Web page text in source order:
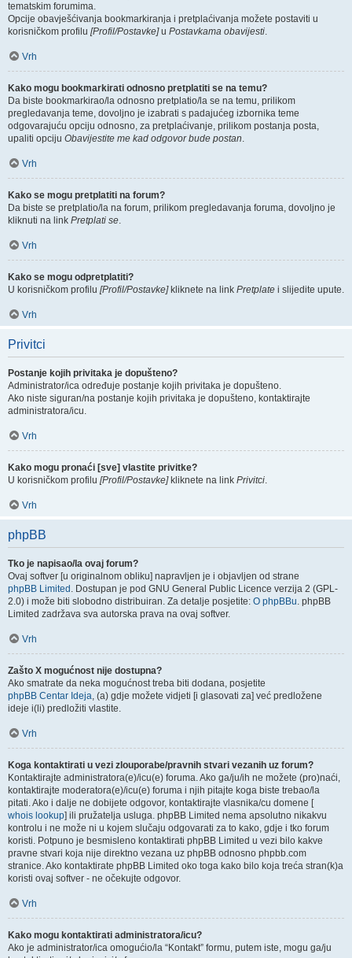
tematskim forumima.
Opcije obavješćivanja bookmarkiranja i pretplaćivanja možete postaviti u
korisničkom profilu [Profil/Postavke]u Postavkama obavijesti.
Vrh
Kako mogu bookmarkirati odnosno pretplatiti se na temu?
Da biste bookmarkirao/la odnosno pretplatio/la se na temu, prilikom
pregledavanja teme, dovoljno je izabrati s padajućeg izbornika teme
odgovarajuću opciju odnosno, za pretplaćivanje, prilikom postanja posta,
upaliti opciju Obavijestite me kad odgovor bude postan.
Vrh
Kako se mogu pretplatiti na forum?
Da biste se pretplatio/la na forum, prilikom pregledavanja foruma, dovoljno je
kliknuti na link Pretplati se.
Vrh
Kako se mogu odpretplatiti?
U korisničkom profilu [Profil/Postavke]kliknete na link Pretplate i slijedite upute.
Vrh
Privitci
Postanje kojih privitaka je dopušteno?
Administrator/ica određuje postanje kojih privitaka je dopušteno.
Ako niste siguran/na postanje kojih privitaka je dopušteno, kontaktirajte
administratora/icu.
Vrh
Kako mogu pronaći [sve] vlastite privitke?
U korisničkom profilu [Profil/Postavke]kliknete na link Privitci.
Vrh
phpBB
Tko je napisao/la ovaj forum?
Ovaj softver [u originalnom obliku] napravljen je i objavljen od strane
phpBB Limited . Dostupan je pod GNU General Public Licence verzija 2 (GPL-
2.0) i može biti slobodno distribuiran. Za detalje posjetite: O phpBBu. phpBB
Limited zadržava sva autorska prava na ovaj softver.
Vrh
Zašto X mogućnost nije dostupna?
Ako smatrate da neka mogućnost treba biti dodana, posjetite
phpBB Centar Ideja, (a) gdje možete vidjeti [i glasovati za] već predložene
ideje i(li) predložiti vlastite.
Vrh
Koga kontaktirati u vezi zlouporabe/pravnih stvari vezanih uz forum?
Kontaktirajte administratora(e)/icu(e) foruma. Ako ga/ju/ih ne možete (pro)naći,
kontaktirajte moderatora(e)/icu(e) foruma i njih pitajte koga biste trebao/la
pitati. Ako i dalje ne dobijete odgovor, kontaktirajte vlasnika/cu domene [
whois lookup] ili pružatelja usluga. phpBB Limited nema apsolutno nikakvu
kontrolu i ne može ni u kojem slučaju odgovarati za to kako, gdje i tko forum
koristi. Potpuno je besmisleno kontaktirati phpBB Limited u vezi bilo kakve
pravne stvari koja nije direktno vezana uz phpBB odnosno phpbb.com
stranice. Ako kontaktirate phpBB Limited oko toga kako bilo koja treća stran(k)a
koristi ovaj softver - ne očekujte odgovor.
Vrh
Kako mogu kontaktirati administratora/icu?
Ako je administrator/ica omogućio/la “Kontakt” formu, putem iste, mogu ga/ju